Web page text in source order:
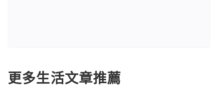
更多生活文章推薦